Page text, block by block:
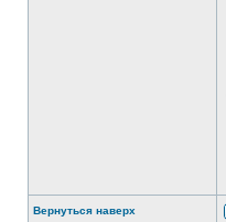
Вернуться наверх